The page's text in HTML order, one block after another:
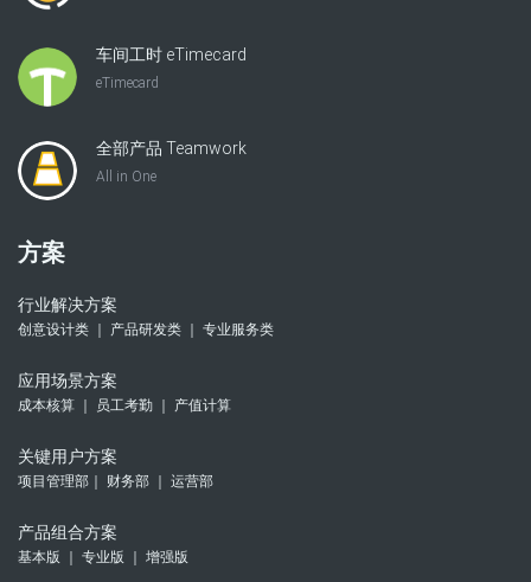
车间工时 eTimecard
eTimecard
全部产品 Teamwork
All in One
方案
行业解决方案
创意设计类 ｜ 产品研发类 ｜ 专业服务类
应用场景方案
成本核算 ｜ 员工考勤 ｜ 产值计算
关键用户方案
项目管理部｜ 财务部 ｜ 运营部
产品组合方案
基本版 ｜ 专业版 ｜ 增强版